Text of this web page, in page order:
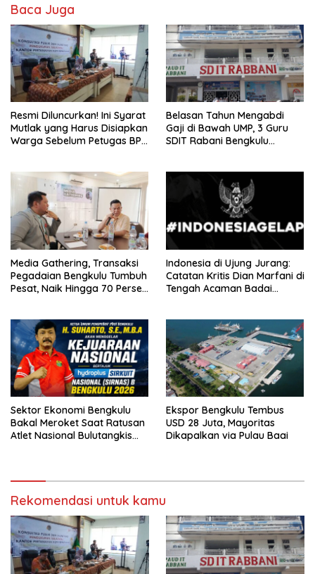
Baca Juga
Resmi Diluncurkan! Ini Syarat
Mutlak yang Harus Disiapkan
Warga Sebelum Petugas BPN
Belasan Tahun Mengabdi
Gaji di Bawah UMP, 3 Guru
SDIT Rabani Bengkulu
Media Gathering, Transaksi
Pegadaian Bengkulu Tumbuh
Pesat, Naik Hingga 70 Persen
Indonesia di Ujung Jurang:
Catatan Kritis Dian Marfani di
Tengah Acaman Badai
Sektor Ekonomi Bengkulu
Bakal Meroket Saat Ratusan
Atlet Nasional Bulutangkis
Ekspor Bengkulu Tembus
USD 28 Juta, Mayoritas
Dikapalkan via Pulau Baai
Rekomendasi untuk kamu